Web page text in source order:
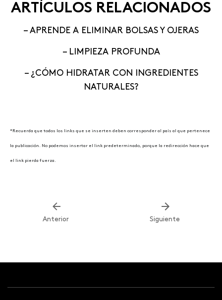
ARTÍCULOS RELACIONADOS
– APRENDE A ELIMINAR BOLSAS Y OJERAS
– LIMPIEZA PROFUNDA
– ¿CÓMO HIDRATAR CON INGREDIENTES
NATURALES?
*Recuerda que todos los links que se inserten deben corresponder al país al que pertenece
la publicación. No podemos insertar el link predeterminado, porque la redirección hace que
el link pierda fuerza.
Anterior Siguiente